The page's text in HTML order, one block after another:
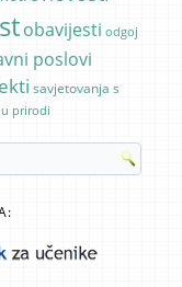
obavijesti odgoj
poslovi
savjetovanja s
prirodi